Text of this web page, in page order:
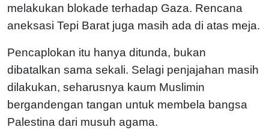
melakukan blokade terhadap Gaza. Rencana
aneksasi Tepi Barat juga masih ada di atas meja.
Pencaplokan itu hanya ditunda, bukan
dibatalkan sama sekali. Selagi penjajahan masih
dilakukan, seharusnya kaum Muslimin
bergandengan tangan untuk membela bangsa
Palestina dari musuh agama.